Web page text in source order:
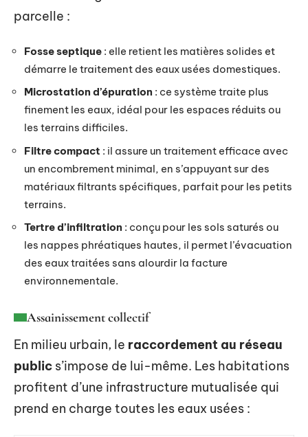
parcelle :
Fosse septique : elle retient les matières solides et
démarre le traitement des eaux usées domestiques.
Microstation d’épuration : ce système traite plus
finement les eaux, idéal pour les espaces réduits ou
les terrains difficiles.
Filtre compact : il assure un traitement efficace avec
un encombrement minimal, en s’appuyant sur des
matériaux filtrants spécifiques, parfait pour les petits
terrains.
Tertre d’infiltration : conçu pour les sols saturés ou
les nappes phréatiques hautes, il permet l’évacuation
des eaux traitées sans alourdir la facture
environnementale.
Assainissement collectif
En milieu urbain, le raccordement au réseau
public s’impose de lui-même. Les habitations
profitent d’une infrastructure mutualisée qui
prend en charge toutes les eaux usées :